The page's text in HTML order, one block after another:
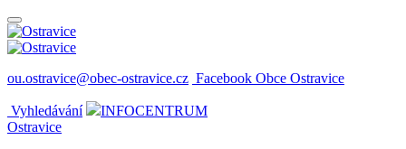
ou.ostravice@obec-ostravice.cz Facebook Obce Ostravice
Vyhledávání
INFOCENTRUM
Ostravice